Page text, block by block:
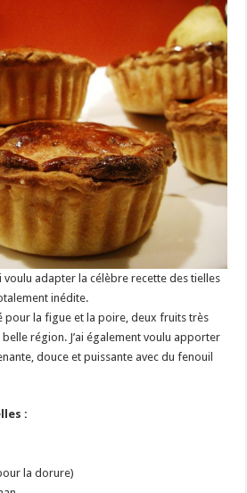
voulu adapter la célèbre recette des tielles
inédite.
pour la figue et la poire, deux fruits très
région. J’ai également voulu apporter
douce et puissante avec du fenouil
:
la dorure)